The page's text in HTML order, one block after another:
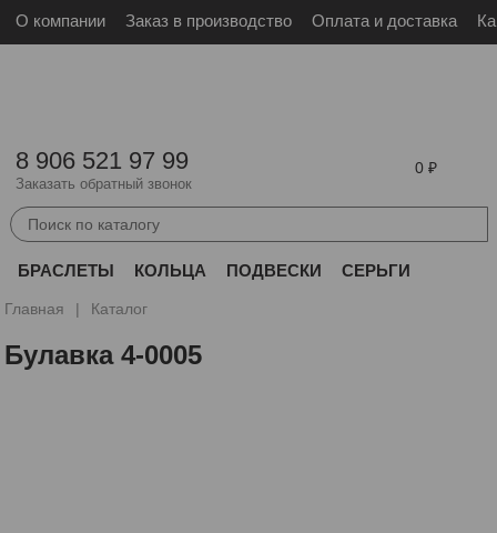
О компании Заказ в производство Оплата и доставка
0
8 906 521 97 99
Заказать обратный звонок
БРАСЛЕТЫ КОЛЬЦА ПОДВЕСКИ
СЕРЬГИ
ДРУГОЕ
Главная Каталог
Булавка 4-0005